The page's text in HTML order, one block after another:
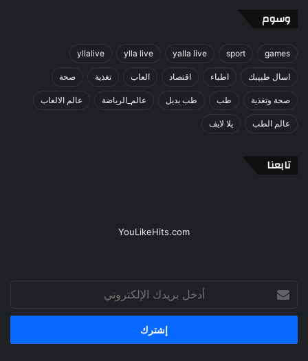
وسوم
games
sport
yalla live
ylla live
yllalive
اسال طبيبك اطباء اقتصاد العاب تغذية صحة
صحة وتغذية طب طب بديل عالم_الرياضة عالم الالعاب
عالم الطب يلا لايف
تابعنا
YouLikeHits.com
بريدك
الإلكتروني